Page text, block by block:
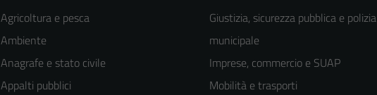
Agricoltura e pesca
Ambiente
Anagrafe e stato civile
Appalti pubblici
Giustizia, sicurezza pubblica e polizia
municipale
Imprese, commercio e SUAP
Mobilità e trasporti